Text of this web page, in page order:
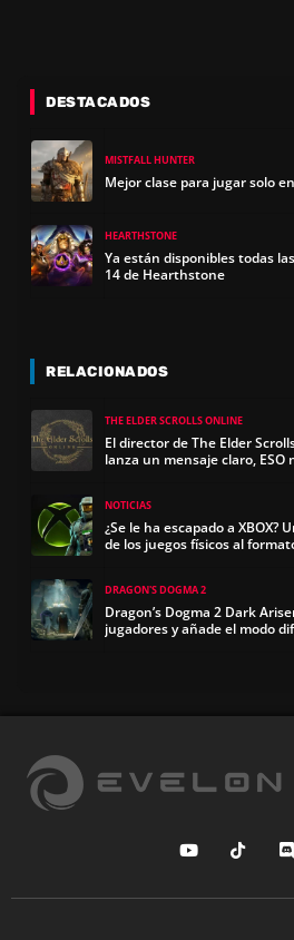
DESTACADOS
MISTFALL HUNTER
Mejor clase para jugar solo
HEARTHSTONE
Ya están disponibles todas
14 de Hearthstone
RELACIONADOS
THE ELDER SCROLLS ONLINE
El director de The Elder
lanza un mensaje claro,
NOTICIAS
¿Se le ha escapado a
de los juegos físicos al
DRAGON'S DOGMA 2
Dragon’s Dogma 2 Dark
jugadores y añade el modo